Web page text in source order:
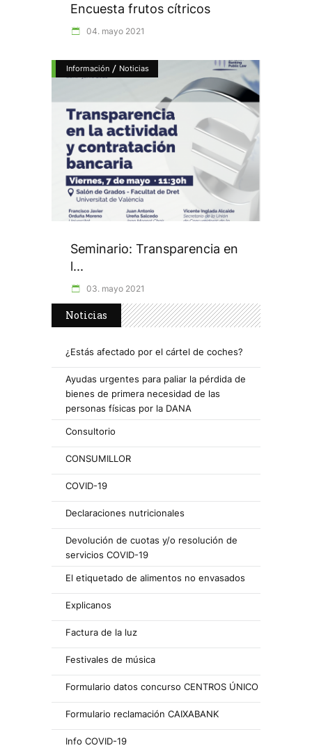
Encuesta frutos cítricos
04. mayo 2021
Información / Noticias
Seminario: Transparencia en
l...
03. mayo 2021
Noticias
¿Estás afectado por el cártel de coches?
Ayudas urgentes para paliar la pérdida de
bienes de primera necesidad de las
personas físicas por la DANA
Consultorio
CONSUMILLOR
COVID-19
Declaraciones nutricionales
Devolución de cuotas y/o resolución de
servicios COVID-19
El etiquetado de alimentos no envasados
Explicanos
Factura de la luz
Festivales de música
Formulario datos concurso CENTROS ÚNICO
Formulario reclamación CAIXABANK
Info COVID-19